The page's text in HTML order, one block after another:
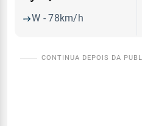
W - 78km/h